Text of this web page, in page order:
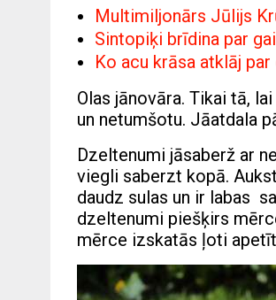
Multimiljonārs Jūlijs
Sintopiķi brīdina par
Ko acu krāsa atklāj
Olas jānovāra. Tikai tā,
un netumšotu. Jāatdala
Dzeltenumi jāsaberž ar
viegli saberzt kopā.
daudz sulas un ir labas
dzeltenumi piešķirs
mērce izskatās ļoti